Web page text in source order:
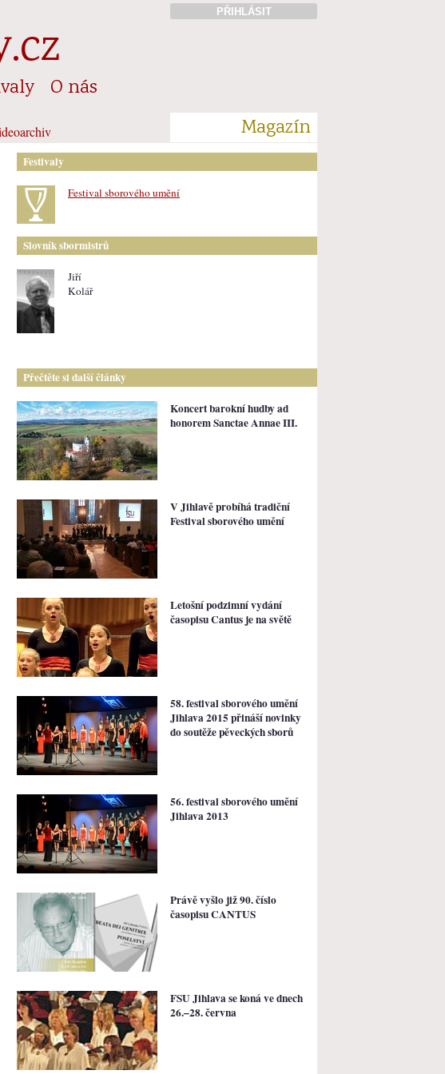
PŘIHLÁSIT
O nás
Magazín
Festivaly
Festival sborového umění
Slovník sbormistrů
Jiří
Kolář
Přečtěte si další články
Koncert barokní hudby ad
honorem Sanctae Annae III.
V Jihlavě probíhá tradiční
Festival sborového umění
Letošní podzimní vydání
časopisu Cantus je na světě
58. festival sborového umění
Jihlava 2015 přináší novinky
do soutěže pěveckých sborů
56. festival sborového umění
Jihlava 2013
Právě vyšlo již 90. číslo
časopisu CANTUS
FSU Jihlava se koná ve dnech
26.–28. června